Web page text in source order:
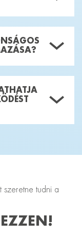
szeretne tudni a